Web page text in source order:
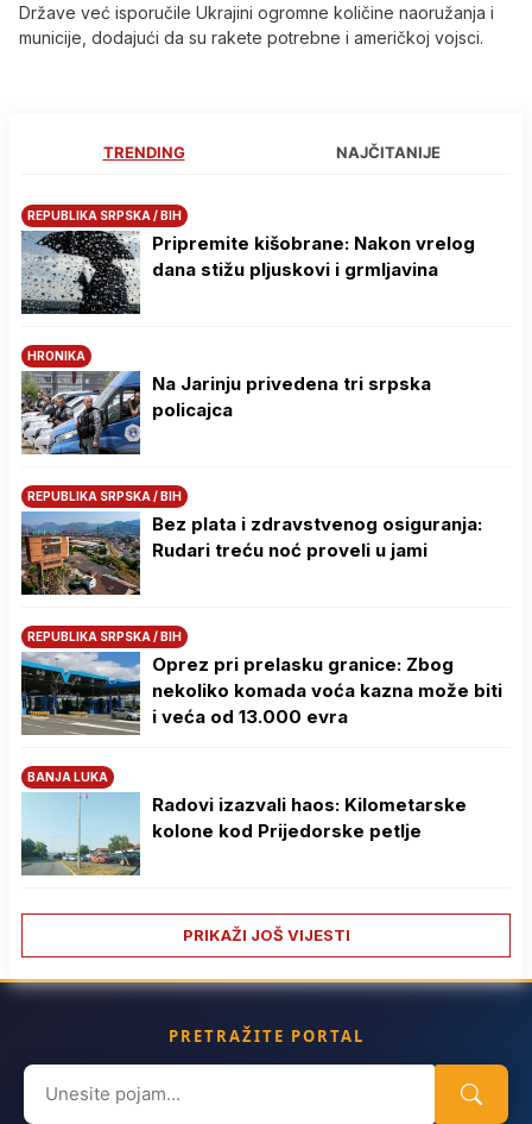
Države već isporučile Ukrajini ogromne količine naoružanja i
municije, dodajući da su rakete potrebne i američkoj vojsci.
TRENDING NAJČITANIJE
REPUBLIKA SRPSKA / BIH
Pripremite kišobrane: Nakon vrelog
dana stižu pljuskovi i grmljavina
HRONIKA
Na Јarinju privedena tri srpska
policajca
REPUBLIKA SRPSKA / BIH
Bez plata i zdravstvenog osiguranja:
Rudari treću noć proveli u jami
REPUBLIKA SRPSKA / BIH
Oprez pri prelasku granice: Zbog
nekoliko komada voća kazna može biti
i veća od 13.000 evra
BANJA LUKA
Radovi izazvali haos: Kilometarske
kolone kod Prijedorske petlje
PRIKAŽI JOŠ VIJESTI
PRETRAŽITE PORTAL
Search
for: